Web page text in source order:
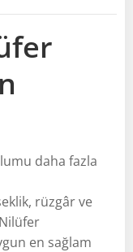
daha fazla
rüzgâr ve
Nilüfer
en sağlam